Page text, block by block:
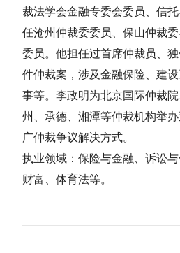
裁法学会金融专委会委员、信
任沧州仲裁委委员、保山仲裁
委员。他担任过首席仲裁员、
件仲裁案，涉及金融保险、建
事等。李政明为北京国际仲裁
州、承德、湘潭等仲裁机构举
广仲裁争议解决方式。
执业领域：保险与金融、诉讼
财富、体育法等。